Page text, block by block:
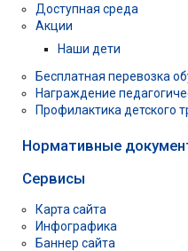
Доступная среда
Акции
Наши дети
Бесплатная перевозка
Награждение
Профилактика детского
Нормативные
Сервисы
Карта сайта
Инфографика
Баннер сайта